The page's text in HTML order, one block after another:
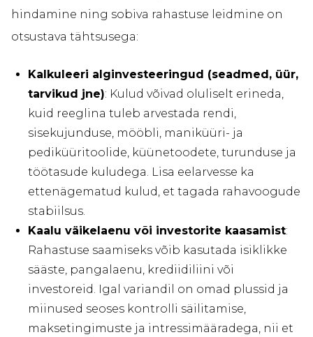
hindamine ning sobiva rahastuse leidmine on
otsustava tähtsusega:
Kalkuleeri alginvesteeringud (seadmed, üür,
tarvikud jne): Kulud võivad oluliselt erineda,
kuid reeglina tuleb arvestada rendi,
sisekujunduse, mööbli, maniküüri- ja
pediküüritoolide, küünetoodete, turunduse ja
töötasude kuludega. Lisa eelarvesse ka
ettenägematud kulud, et tagada rahavoogude
stabiilsus.
Kaalu väikelaenu või investorite kaasamist:
Rahastuse saamiseks võib kasutada isiklikke
sääste, pangalaenu, krediidiliini või
investoreid. Igal variandil on omad plussid ja
miinused seoses kontrolli säilitamise,
maksetingimuste ja intressimääradega, nii et